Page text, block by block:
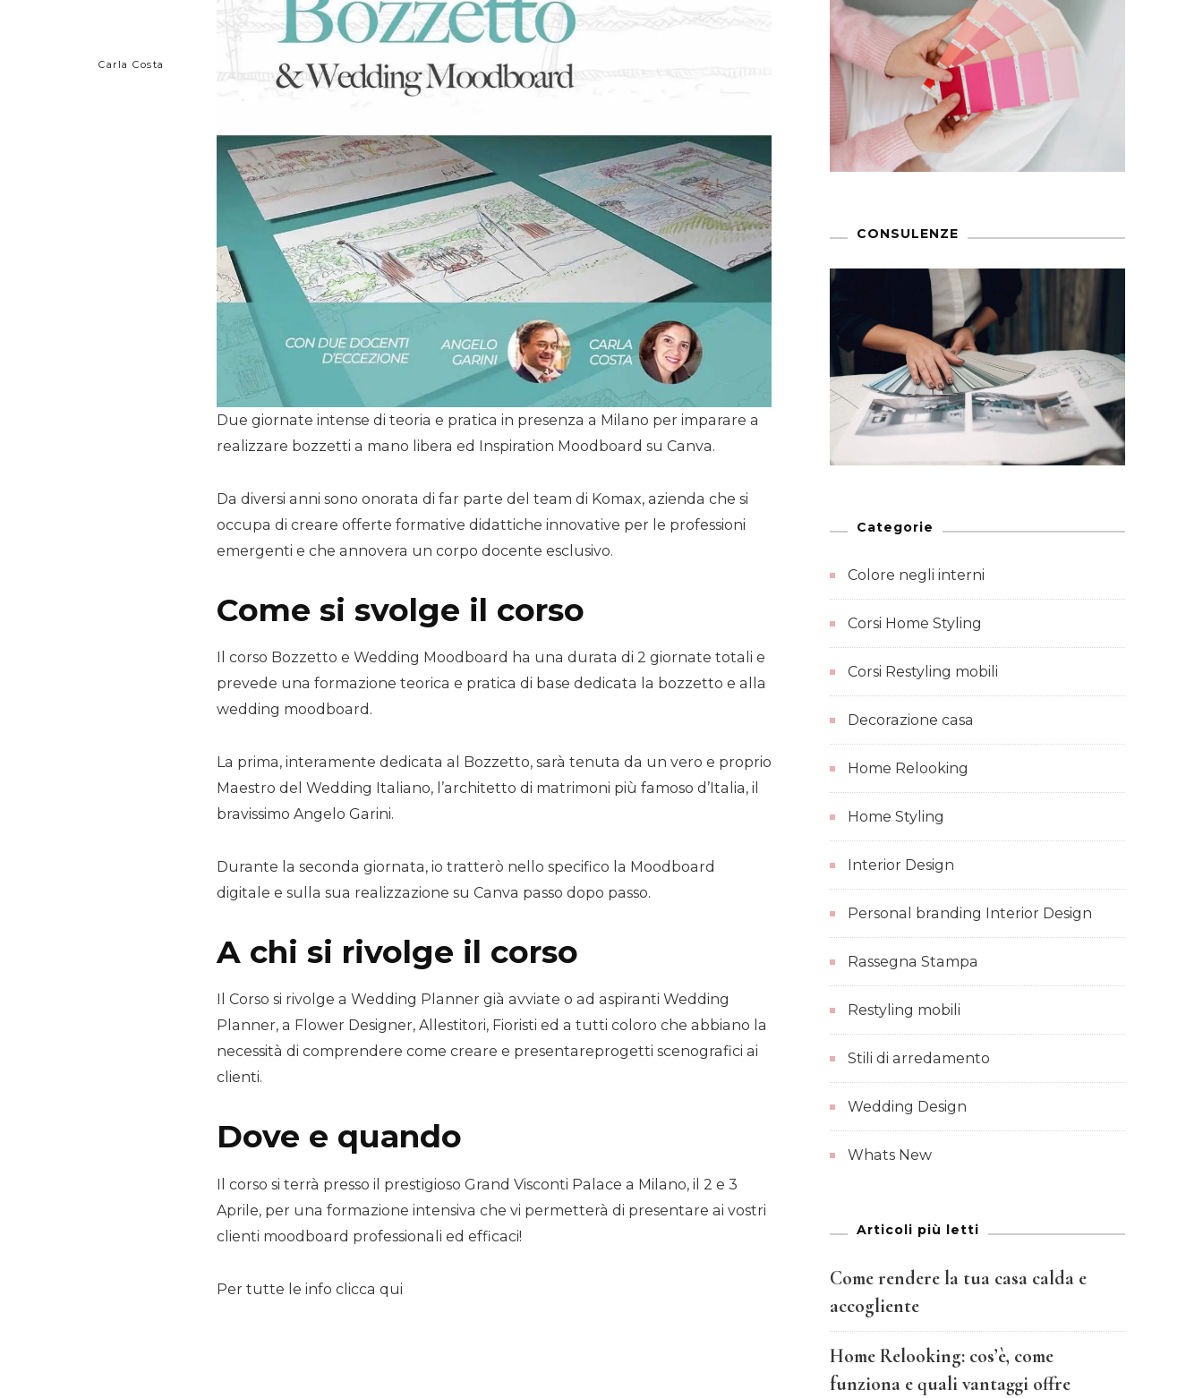
Carla Costa
Due giornate intense di teoria e pratica in presenza a Milano per imparare a
realizzare bozzetti a mano libera ed Inspiration Moodboard su Canva.
Da diversi anni sono onorata di far parte del team di Komax, azienda che si
occupa di creare offerte formative didattiche innovative per le professioni
emergenti e che annovera un corpo docente esclusivo.
Come si svolge il corso
Il corso Bozzetto e Wedding Moodboard ha una durata di 2 giornate totali e
prevede una formazione teorica e pratica di base dedicata la bozzetto e alla
wedding moodboard.
La prima, interamente dedicata al Bozzetto, sarà tenuta da un vero e proprio
Maestro del Wedding Italiano, l’architetto di matrimoni più famoso d’Italia, il
bravissimo Angelo Garini.
Durante la seconda giornata, io tratterò nello specifico la Moodboard
digitale e sulla sua realizzazione su Canva passo dopo passo.
A chi si rivolge il corso
Il Corso si rivolge a Wedding Planner già avviate o ad aspiranti Wedding
Planner, a Flower Designer, Allestitori, Fioristi ed a tutti coloro che abbiano la
necessità di comprendere come creare e presentareprogetti scenografici ai
clienti.
Dove e quando
Il corso si terrà presso il prestigioso Grand Visconti Palace a Milano, il 2 e 3
Aprile, per una formazione intensiva che vi permetterà di presentare ai vostri
clienti moodboard professionali ed efficaci!
Per tutte le info clicca qui
CONSULENZE
Categorie
Colore negli interni
Corsi Home Styling
Corsi Restyling mobili
Decorazione casa
Home Relooking
Home Styling
Interior Design
Personal branding Interior Design
Rassegna Stampa
Restyling mobili
Stili di arredamento
Wedding Design
Whats New
Articoli più letti
Come rendere la tua casa calda e
accogliente
Home Relooking: cos’è, come
funziona e quali vantaggi offre